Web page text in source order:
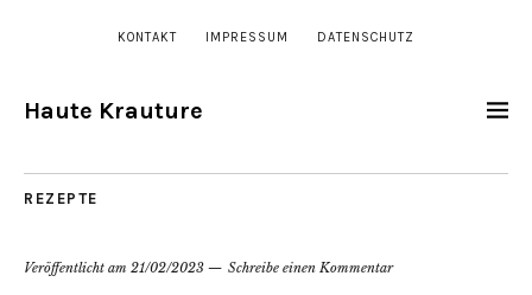
KONTAKT IMPRESSUM DATENSCHUTZ
Haute Krauture
REZEPTE
Veröffentlicht am 21/02/2023 Schreibe einen Kommentar